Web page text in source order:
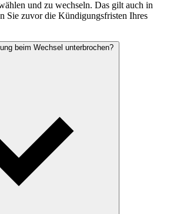
und zu wechseln. Das gilt auch in
Sie zuvor die Kündigungsfristen Ihres
beim Wechsel unterbrochen?